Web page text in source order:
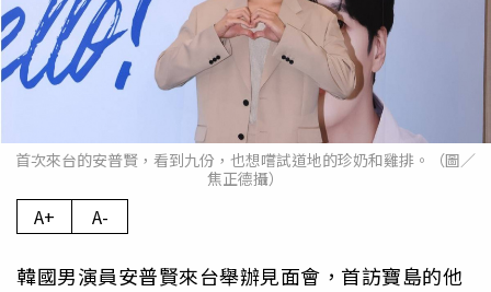
首次來台的安普賢，看到九份，也想嚐試道地的珍奶和雞排。（圖／
焦正德攝）
A+ A-
韓國男演員安普賢來台舉辦見面會，首訪寶島的他